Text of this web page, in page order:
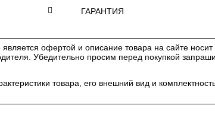
ГАРАНТИЯ
офертой и описание товара на сайте
Убедительно просим перед покупкой
товара, его внешний вид и